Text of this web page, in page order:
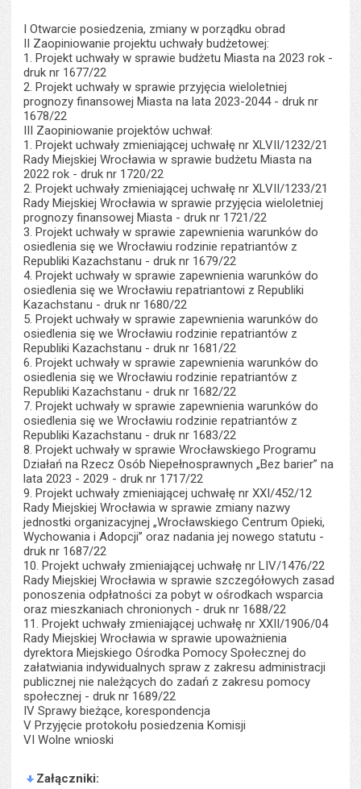
I Otwarcie posiedzenia, zmiany w porządku obrad
II Zaopiniowanie projektu uchwały budżetowej:
1. Projekt uchwały w sprawie budżetu Miasta na 2023 rok -
druk nr 1677/22
2. Projekt uchwały w sprawie przyjęcia wieloletniej
prognozy finansowej Miasta na lata 2023-2044 - druk nr
1678/22
III Zaopiniowanie projektów uchwał:
1. Projekt uchwały zmieniającej uchwałę nr XLVII/1232/21
Rady Miejskiej Wrocławia w sprawie budżetu Miasta na
2022 rok - druk nr 1720/22
2. Projekt uchwały zmieniającej uchwałę nr XLVII/1233/21
Rady Miejskiej Wrocławia w sprawie przyjęcia wieloletniej
prognozy finansowej Miasta - druk nr 1721/22
3. Projekt uchwały w sprawie zapewnienia warunków do
osiedlenia się we Wrocławiu rodzinie repatriantów z
Republiki Kazachstanu - druk nr 1679/22
4. Projekt uchwały w sprawie zapewnienia warunków do
osiedlenia się we Wrocławiu repatriantowi z Republiki
Kazachstanu - druk nr 1680/22
5. Projekt uchwały w sprawie zapewnienia warunków do
osiedlenia się we Wrocławiu rodzinie repatriantów z
Republiki Kazachstanu - druk nr 1681/22
6. Projekt uchwały w sprawie zapewnienia warunków do
osiedlenia się we Wrocławiu rodzinie repatriantów z
Republiki Kazachstanu - druk nr 1682/22
7. Projekt uchwały w sprawie zapewnienia warunków do
osiedlenia się we Wrocławiu rodzinie repatriantów z
Republiki Kazachstanu - druk nr 1683/22
8. Projekt uchwały w sprawie Wrocławskiego Programu
Działań na Rzecz Osób Niepełnosprawnych „Bez barier” na
lata 2023 - 2029 - druk nr 1717/22
9. Projekt uchwały zmieniającej uchwałę nr XXI/452/12
Rady Miejskiej Wrocławia w sprawie zmiany nazwy
jednostki organizacyjnej „Wrocławskiego Centrum Opieki,
Wychowania i Adopcji” oraz nadania jej nowego statutu -
druk nr 1687/22
10. Projekt uchwały zmieniającej uchwałę nr LIV/1476/22
Rady Miejskiej Wrocławia w sprawie szczegółowych zasad
ponoszenia odpłatności za pobyt w ośrodkach wsparcia
oraz mieszkaniach chronionych - druk nr 1688/22
11. Projekt uchwały zmieniającej uchwałę nr XXII/1906/04
Rady Miejskiej Wrocławia w sprawie upoważnienia
dyrektora Miejskiego Ośrodka Pomocy Społecznej do
załatwiania indywidualnych spraw z zakresu administracji
publicznej nie należących do zadań z zakresu pomocy
społecznej - druk nr 1689/22
IV Sprawy bieżące, korespondencja
V Przyjęcie protokołu posiedzenia Komisji
VI Wolne wnioski
Załączniki